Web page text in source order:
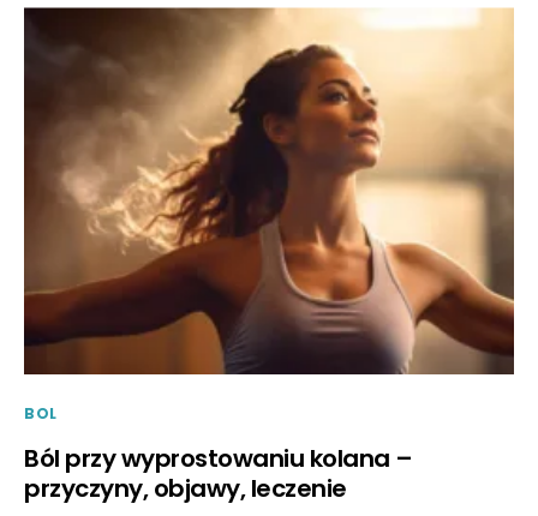
BOL
Ból przy wyprostowaniu kolana –
przyczyny, objawy, leczenie